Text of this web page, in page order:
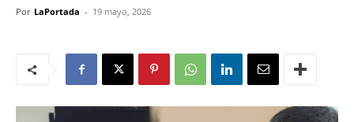
Por LaPortada - 19 mayo, 2026